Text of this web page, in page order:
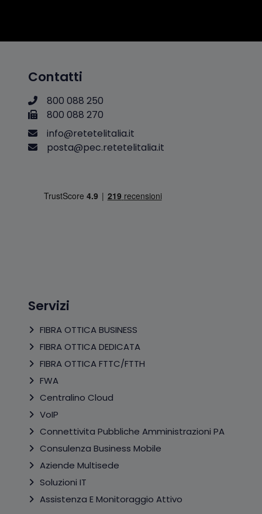
Contatti
800 088 250
800 088 270
info@retetelitalia.it
posta@pec.retetelitalia.it
Servizi
FIBRA OTTICA BUSINESS
FIBRA OTTICA DEDICATA
FIBRA OTTICA FTTC/FTTH
FWA
Centralino Cloud
VoIP
Connettivita Pubbliche Amministrazioni PA
Consulenza Business Mobile
Aziende Multisede
Soluzioni IT
Assistenza E Monitoraggio Attivo